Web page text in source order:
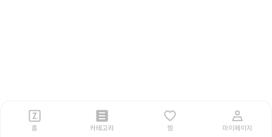
홈 카테고리 찜 마이페이지